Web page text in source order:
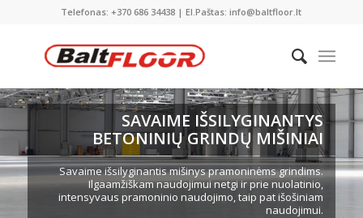
Telefonas: +370 686 34438 | El.Paštas: info@baltfloor.lt
SAVAIME IŠSILYGINANTYS
BETONINIŲ GRINDŲ MIŠINIAI
Savaime išsilyginantis mišinys pramoninėms grindims.
Ilgaamžiškam naudojimui netgi ir prie nuolatinio,
intensyvaus pramoninio naudojimo, taip pat išošiniam
naudojimui.